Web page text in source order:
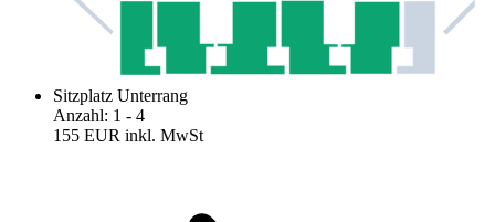
Sitzplatz Unterrang
Anzahl: 1 - 4
155 EUR inkl. MwSt